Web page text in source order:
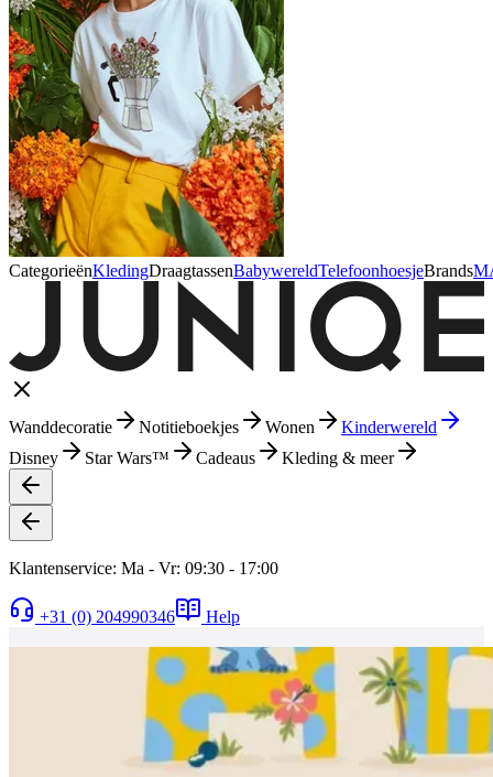
CategorieënKledingDraagtassenBabywereldTelefoonhoesjeBrands
Wanddecoratie Notitieboekjes Wonen
Kinderwereld
Disney
Star Wars™ Cadeaus Kleding & meer
Klantenservice: Ma - Vr: 09:30 - 17:00
+31 (0) 204990346 Help